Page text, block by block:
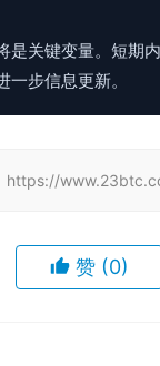
关键变量。短期
步信息更新。
https://
赞 (0)